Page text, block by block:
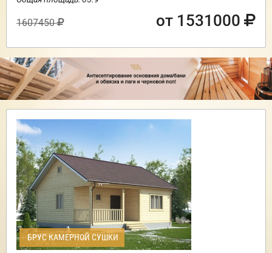
1607450 от 1531000
БРУС КАМЕРНОЙ СУШКИ